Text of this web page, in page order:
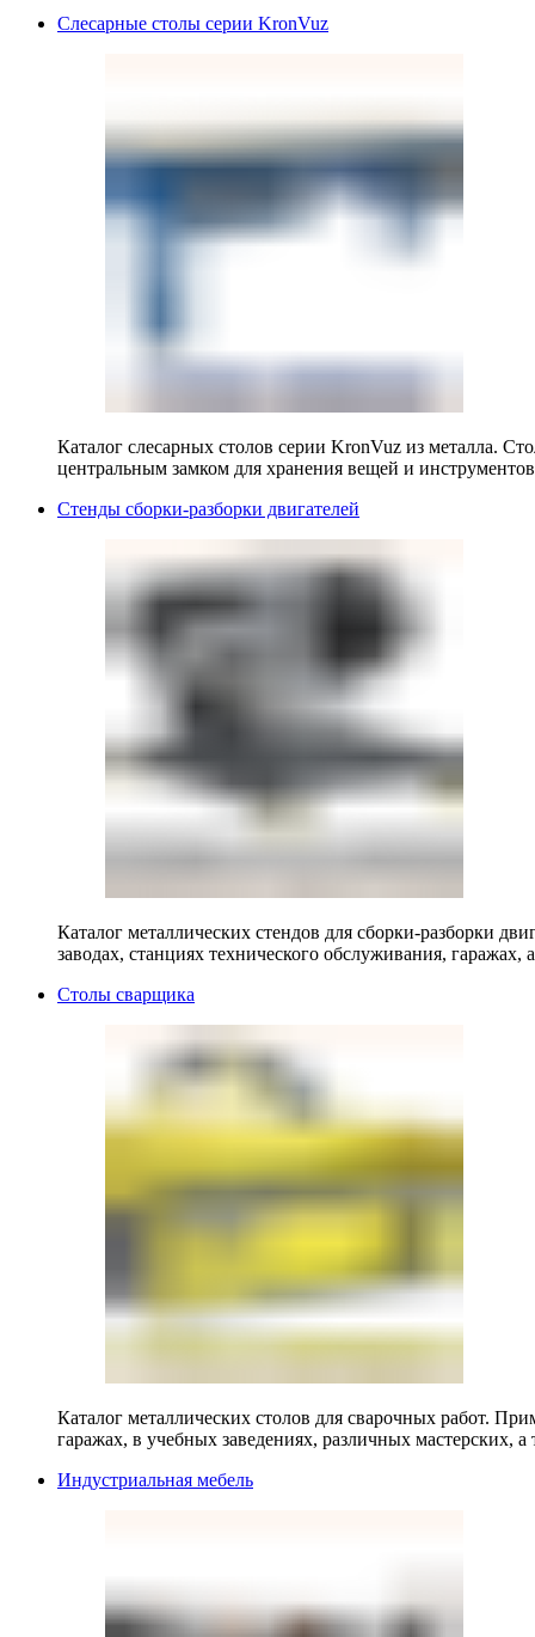
Слесарные столы серии KronVuz
Каталог слесарных столов серии KronVuz из металла.
центральным замком для хранения вещей и
Стенды сборки-разборки двигателей
Каталог металлических стендов для сборки-разборки
заводах, станциях технического обслуживания, гаражах,
Столы сварщика
Каталог металлических столов для сварочных работ.
гаражах, в учебных заведениях, различных мастерских, а
Индустриальная мебель